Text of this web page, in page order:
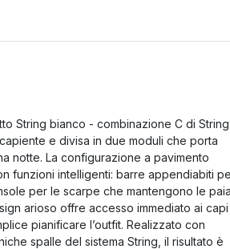
String bianco - combinazione C di String
e divisa in due moduli che porta
notte. La configurazione a pavimento
funzioni intelligenti: barre appendiabiti
per le scarpe che mantengono le
arioso offre accesso immediato ai capi
pianificare l’outfit. Realizzato con
spalle del sistema String, il risultato è